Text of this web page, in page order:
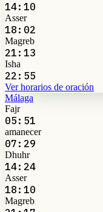
14:10
Asser
18:02
Magreb
21:13
Isha
22:55
Ver horarios de oración
Málaga
Fajr
05:51
amanecer
07:29
Dhuhr
14:24
Asser
18:10
Magreb